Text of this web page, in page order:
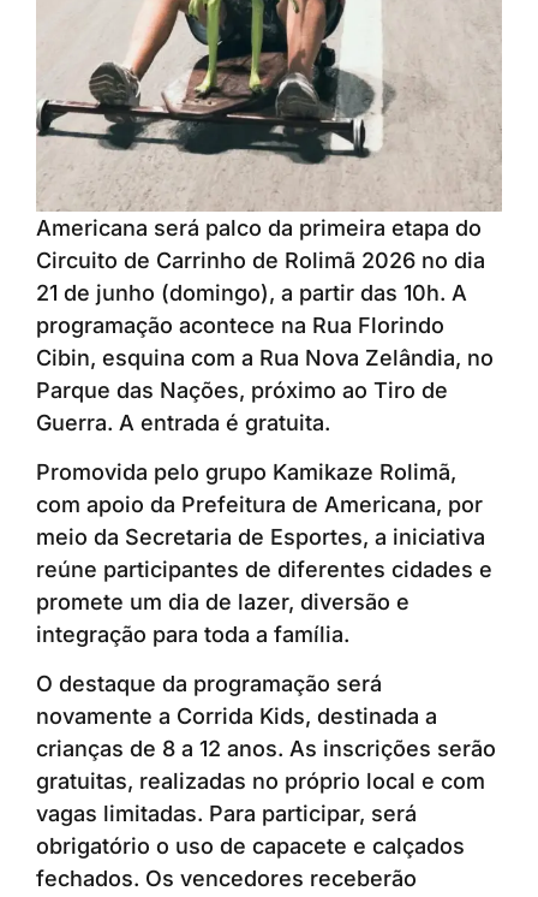
Americana será palco da primeira etapa do
Circuito de Carrinho de Rolimã 2026 no dia
21 de junho (domingo), a partir das 10h. A
programação acontece na Rua Florindo
Cibin, esquina com a Rua Nova Zelândia, no
Parque das Nações, próximo ao Tiro de
Guerra. A entrada é gratuita.
Promovida pelo grupo Kamikaze Rolimã,
com apoio da Prefeitura de Americana, por
meio da Secretaria de Esportes, a iniciativa
reúne participantes de diferentes cidades e
promete um dia de lazer, diversão e
integração para toda a família.
O destaque da programação será
novamente a Corrida Kids, destinada a
crianças de 8 a 12 anos. As inscrições serão
gratuitas, realizadas no próprio local e com
vagas limitadas. Para participar, será
obrigatório o uso de capacete e calçados
fechados. Os vencedores receberão